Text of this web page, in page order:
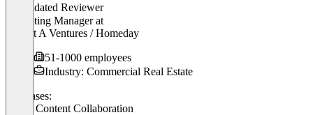
Validated Reviewer
Marekting Managerat
Project A Ventures / Homeday
51-1000 employees
Industry: Commercial Real Estate
Use cases:
Cloud Content Collaboration